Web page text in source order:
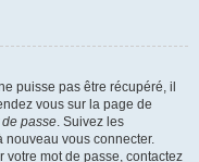
puisse pas être récupéré, il
vous sur la page de
de passe. Suivez les
nouveau vous connecter.
mot de passe, contactez